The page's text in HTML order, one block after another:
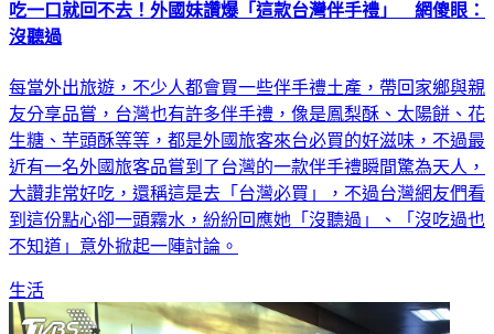
吃一口就回不去！外國妹讚爆「這款台灣伴手禮」 網傻眼：
沒聽過
每當外出旅遊，不少人都會買一些伴手禮土產，帶回家鄉與親
友分享品嘗，台灣也有許多伴手禮，像是鳳梨酥、太陽餅、花
生糖、芋頭酥等等，都是外國旅客來台必買的好滋味，不過最
近有一名外國旅客品嘗到了台灣的一款伴手禮瞬間驚為天人，
大讚非常好吃，還稱這是去「台灣必買」，不過台灣網友們看
到這份點心卻一頭霧水，紛紛回應她「沒聽過」、「沒吃過也
不知道」意外掀起一陣討論。
生活